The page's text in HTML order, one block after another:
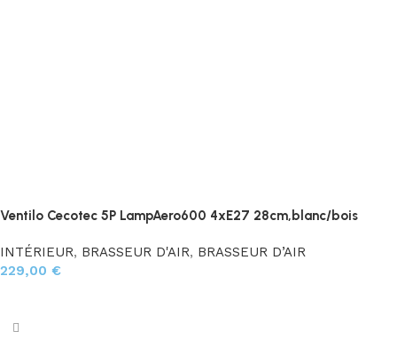
Ventilo Cecotec 5P LampAero600 4xE27 28cm,blanc/bois
INTÉRIEUR, BRASSEUR D'AIR, BRASSEUR D’AIR
229,00 €